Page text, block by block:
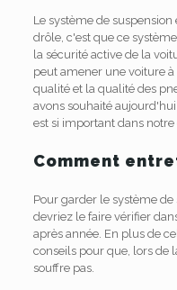
Le système de
drôle, c'est que ce
la sécurité active de la
peut amener une voiture
qualité et la qualité des
avons souhaité
est si important dans notre
Comment
Pour garder le système
devriez le faire vérifier
après année. En plus de
conseils pour que, lors de
souffre pas.